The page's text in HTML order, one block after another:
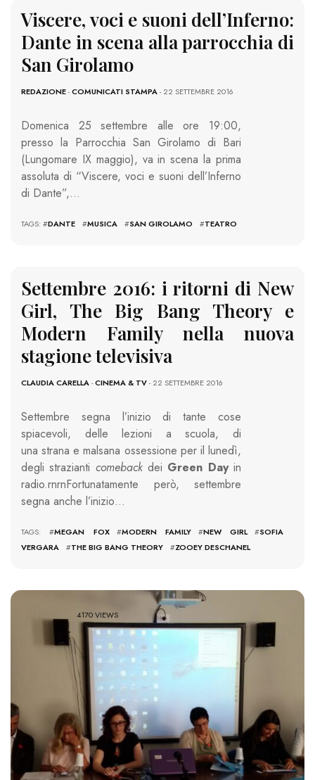
Viscere, voci e suoni dell’Inferno:
Dante in scena alla parrocchia di
San Girolamo
REDAZIONE-COMUNICATI STAMPA- 22 SETTEMBRE 2016
Domenica 25 settembre alle ore 19:00,
presso la Parrocchia San Girolamo di Bari
(Lungomare IX maggio), va in scena la prima
assoluta di “Viscere, voci e suoni dell’Inferno
di Dante”,…
TAGS: #DANTE #MUSICA #SAN GIROLAMO #TEATRO
Settembre 2016: i ritorni di New
Girl, The Big Bang Theory e
Modern Family nella nuova
stagione televisiva
CLAUDIA CARELLA-CINEMA & TV- 22 SETTEMBRE 2016
Settembre segna l’inizio di tante cose
spiacevoli, delle lezioni a scuola, di
una strana e malsana ossessione per il lunedì,
degli strazianti comebackdei Green Dayin
radio.rnrnFortunatamente però, settembre
segna anche l’inizio…
TAGS: #MEGAN FOX #MODERN FAMILY #NEW GIRL #SOFIA
VERGARA
#THE BIG BANG THEORY #ZOOEY DESCHANEL
4170 VIEWS